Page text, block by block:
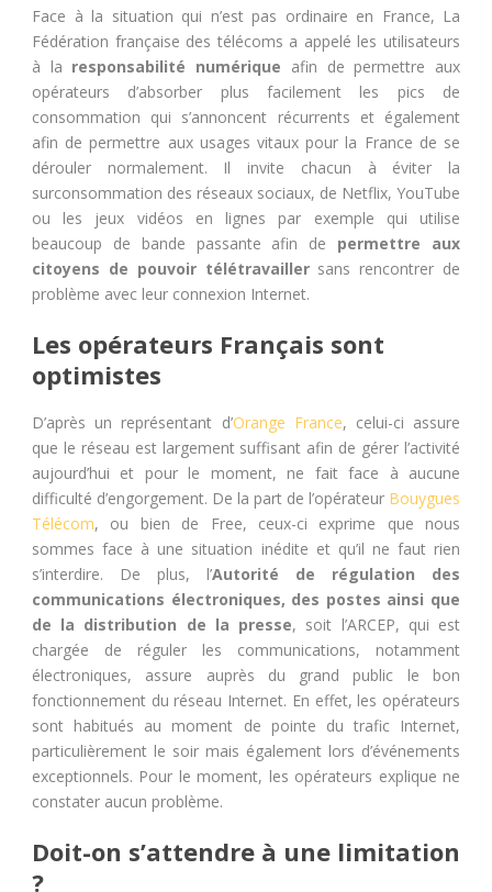
Face à la situation qui n’est pas ordinaire en France, La
Fédération française des télécoms a appelé les utilisateurs
à la responsabilité numérique afin de permettre aux
opérateurs d’absorber plus facilement les pics de
consommation qui s’annoncent récurrents et également
afin de permettre aux usages vitaux pour la France de se
dérouler normalement. Il invite chacun à éviter la
surconsommation des réseaux sociaux, de Netflix, YouTube
ou les jeux vidéos en lignes par exemple qui utilise
beaucoup de bande passante afin de permettre aux
citoyens de pouvoir télétravailler sans rencontrer de
problème avec leur connexion Internet.
Les opérateurs Français sont
optimistes
D’après un représentant d’Orange France, celui-ci assure
que le réseau est largement suffisant afin de gérer l’activité
aujourd’hui et pour le moment, ne fait face à aucune
difficulté d’engorgement. De la part de l’opérateur Bouygues
Télécom, ou bien de Free, ceux-ci exprime que nous
sommes face à une situation inédite et qu’il ne faut rien
s’interdire. De plus, l’Autorité de régulation des
communications électroniques, des postes ainsi que
de la distribution de la presse, soit l’ARCEP, qui est
chargée de réguler les communications, notamment
électroniques, assure auprès du grand public le bon
fonctionnement du réseau Internet. En effet, les opérateurs
sont habitués au moment de pointe du trafic Internet,
particulièrement le soir mais également lors d’événements
exceptionnels. Pour le moment, les opérateurs explique ne
constater aucun problème.
Doit-on s’attendre à une limitation
?